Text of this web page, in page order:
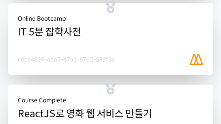
Online Bootcamp
IT 5분 잡학사전
c0c64859-aaa7-47a1-87e2-592f36
Course Complete
ReactJS로 영화 웹 서비스 만들기